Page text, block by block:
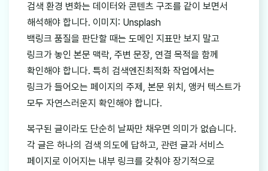
검색 환경 변화는 데이터와 콘텐츠 구조를 같이 보면서
해석해야 합니다. 이미지: Unsplash
백링크 품질을 판단할 때는 도메인 지표만 보지 말고
링크가 놓인 본문 맥락, 주변 문장, 연결 목적을 함께
확인해야 합니다. 특히 검색엔진최적화 작업에서는
링크가 들어오는 페이지의 주제, 본문 위치, 앵커 텍스트가
모두 자연스러운지 확인해야 합니다.
복구된 글이라도 단순히 날짜만 채우면 의미가 없습니다.
각 글은 하나의 검색 의도에 답하고, 관련 글과 서비스
페이지로 이어지는 내부 링크를 갖춰야 장기적으로